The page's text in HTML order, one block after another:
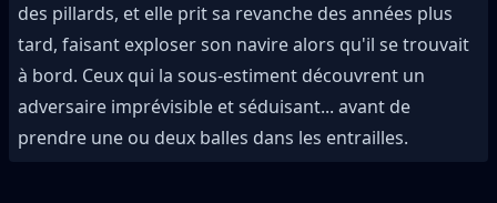
des pillards, et elle prit sa revanche des années plus
tard, faisant exploser son navire alors qu'il se trouvait
à bord. Ceux qui la sous-estiment découvrent un
adversaire imprévisible et séduisant... avant de
prendre une ou deux balles dans les entrailles.